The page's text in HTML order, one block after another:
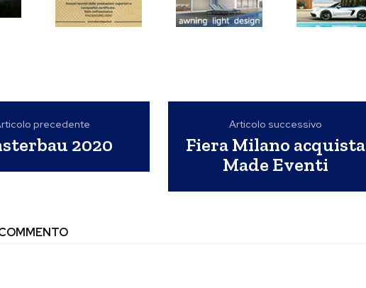
precedente
2020
Articolo successivo
Fiera Milano acquista
Made Eventi